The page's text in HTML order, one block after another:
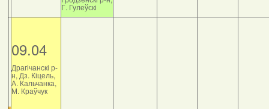
Г. Гулеўскі
09.04
Драгічанскі р-
н, Дз. Кіцель,
А. Кальчанка,
М. Краўчук